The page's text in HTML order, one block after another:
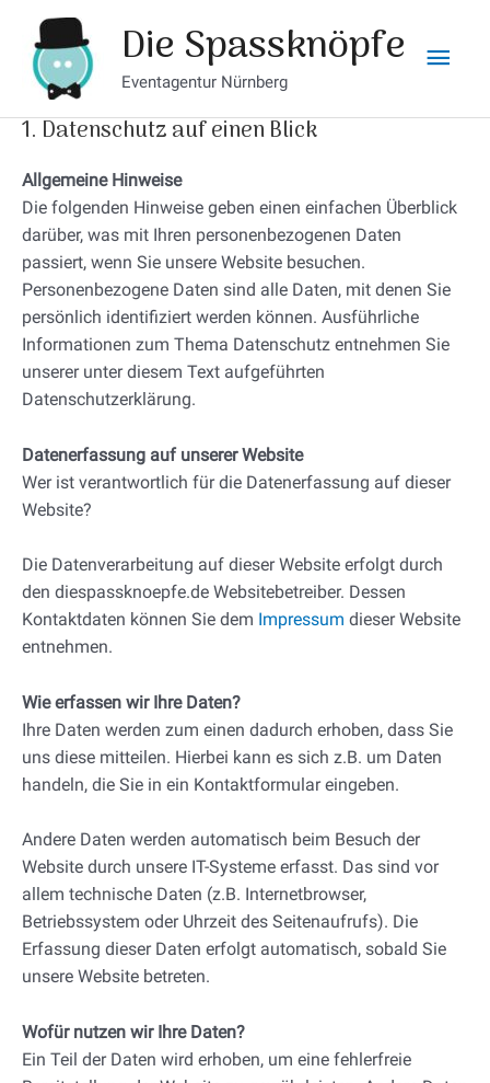
Inhalt
springen
Die Spassknöpfe
Eventagentur Nürnberg
1. Datenschutz auf einen Blick
Allgemeine Hinweise
Die folgenden Hinweise geben einen einfachen Überblick
darüber, was mit Ihren personenbezogenen Daten
passiert, wenn Sie unsere Website besuchen.
Personenbezogene Daten sind alle Daten, mit denen Sie
persönlich identifiziert werden können. Ausführliche
Informationen zum Thema Datenschutz entnehmen Sie
unserer unter diesem Text aufgeführten
Datenschutzerklärung.
Datenerfassung auf unserer Website
Wer ist verantwortlich für die Datenerfassung auf dieser
Website?
Die Datenverarbeitung auf dieser Website erfolgt durch
den diespassknoepfe.de Websitebetreiber. Dessen
Kontaktdaten können Sie dem Impressum dieser Website
entnehmen.
Wie erfassen wir Ihre Daten?
Ihre Daten werden zum einen dadurch erhoben, dass Sie
uns diese mitteilen. Hierbei kann es sich z.B. um Daten
handeln, die Sie in ein Kontaktformular eingeben.
Andere Daten werden automatisch beim Besuch der
Website durch unsere IT-Systeme erfasst. Das sind vor
allem technische Daten (z.B. Internetbrowser,
Betriebssystem oder Uhrzeit des Seitenaufrufs). Die
Erfassung dieser Daten erfolgt automatisch, sobald Sie
unsere Website betreten.
Wofür nutzen wir Ihre Daten?
Ein Teil der Daten wird erhoben, um eine fehlerfreie